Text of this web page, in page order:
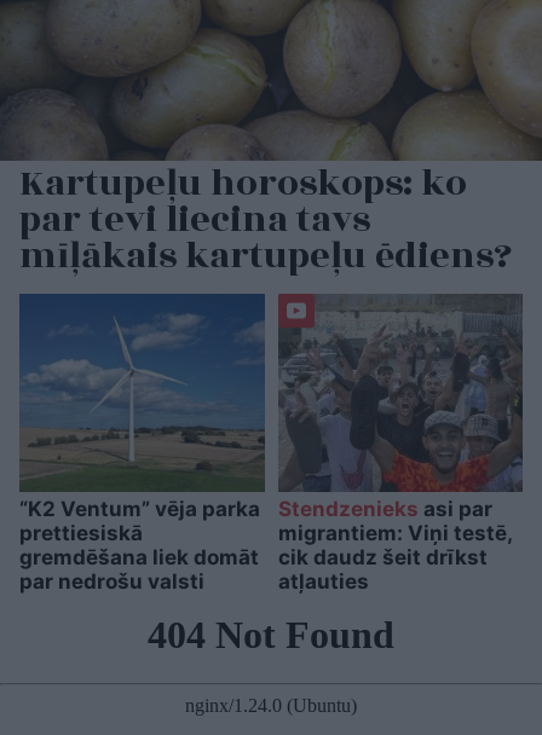
Kartupeļu horoskops: ko
par tevi liecina tavs
mīļākais kartupeļu ēdiens?
“K2 Ventum” vēja parka
prettiesiskā
gremdēšana liek domāt
par nedrošu valsti
Stendzenieks asi par
migrantiem: Viņi testē,
cik daudz šeit drīkst
atļauties